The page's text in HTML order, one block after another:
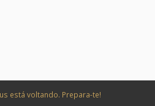
está voltando. Prepara-te!